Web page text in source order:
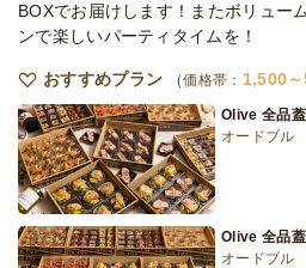
⑦〈1人3個
オードブル
BOXでお届けします！またボリュー
ンで楽しいパーティタイムを！
おすすめプラン 価格帯： 1,500
Olive 全品
オードブル
Olive 全品
オードブル